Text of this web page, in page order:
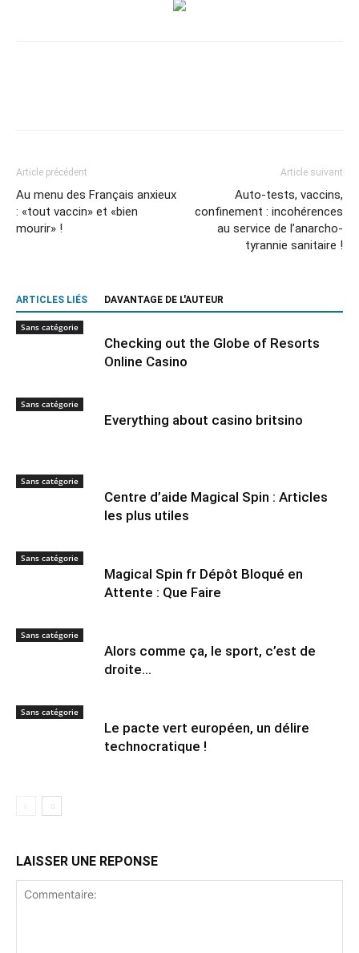
Article précédent
Au menu des Français anxieux
: «tout vaccin» et «bien
mourir» !
Article suivant
Auto-tests, vaccins,
confinement : incohérences
au service de l’anarcho-
tyrannie sanitaire !
ARTICLES LIÉS DAVANTAGE DE L'AUTEUR
Sans catégorie
Checking out the Globe of Resorts
Online Casino
Sans catégorie
Everything about casino britsino
Sans catégorie
Centre d’aide Magical Spin : Articles
les plus utiles
Sans catégorie
Magical Spin fr Dépôt Bloqué en
Attente : Que Faire
Sans catégorie
Alors comme ça, le sport, c’est de
droite…
Sans catégorie
Le pacte vert européen, un délire
technocratique !
LAISSER UNE REPONSE